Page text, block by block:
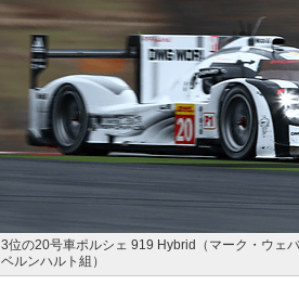
3位の20号車ポルシェ 919 Hybrid（マーク・ウェ
ベルンハルト組）